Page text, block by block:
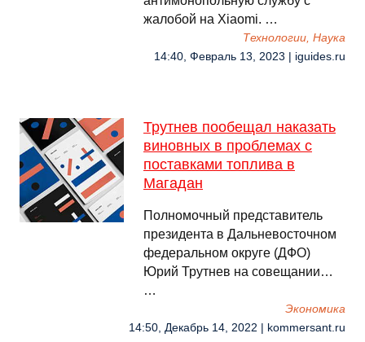
жалобой на Xiaomi. …
Технологии, Наука
14:40, Февраль 13, 2023 | iguides.ru
Трутнев пообещал наказать
виновных в проблемах с
поставками топлива в
Магадан
Полномочный представитель
президента в Дальневосточном
федеральном округе (ДФО)
Юрий Трутнев на совещании…
…
Экономика
14:50, Декабрь 14, 2022 | kommersant.ru